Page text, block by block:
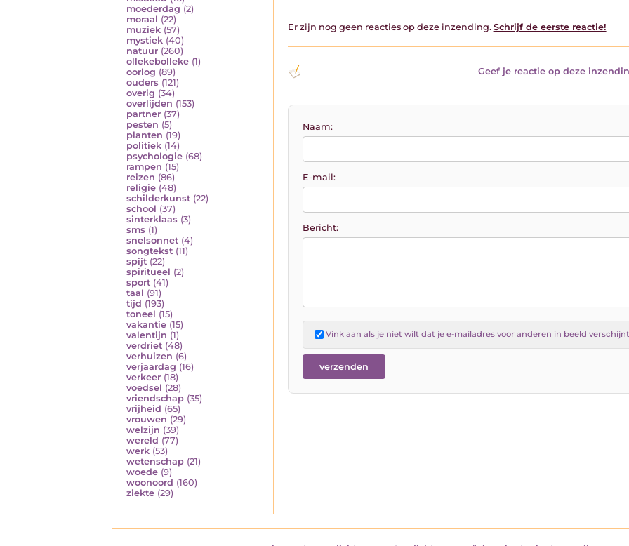
moederdag (2)
moraal (22)
muziek (57)
mystiek (40)
natuur (260)
ollekebolleke (1)
oorlog (89)
ouders (121)
overig (34)
overlijden (153)
partner (37)
pesten (5)
planten (19)
politiek (14)
psychologie (68)
rampen (15)
reizen (86)
religie (48)
schilderkunst (22)
school (37)
sinterklaas (3)
sms (1)
snelsonnet (4)
songtekst (11)
spijt (22)
spiritueel (2)
sport (41)
taal (91)
tijd (193)
toneel (15)
vakantie (15)
valentijn (1)
verdriet (48)
verhuizen (6)
verjaardag (16)
verkeer (18)
voedsel (28)
vriendschap (35)
vrijheid (65)
vrouwen (29)
welzijn (39)
wereld (77)
werk (53)
wetenschap (21)
woede (9)
woonoord (160)
ziekte (29)
Er zijn nog geen reacties op deze inzending. Schrijf de eerste reactie!
Geef je reactie op deze
Naam:
E-mail:
Bericht:
Vink aan als je nietwilt dat je e-mailadres voor anderen in beeld verschijnt